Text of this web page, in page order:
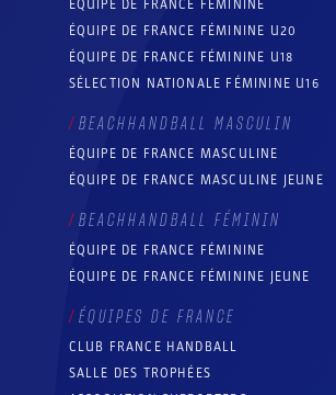
ÉQUIPE DE FRANCE FÉMININE
ÉQUIPE DE FRANCE FÉMININE U20
ÉQUIPE DE FRANCE FÉMININE U18
SÉLECTION NATIONALE FÉMININE U16
BEACHHANDBALL MASCULIN
ÉQUIPE DE FRANCE MASCULINE
ÉQUIPE DE FRANCE MASCULINE JEUNE
BEACHHANDBALL FÉMININ
ÉQUIPE DE FRANCE FÉMININE
ÉQUIPE DE FRANCE FÉMININE JEUNE
ÉQUIPES DE FRANCE
CLUB FRANCE HANDBALL
SALLE DES TROPHÉES